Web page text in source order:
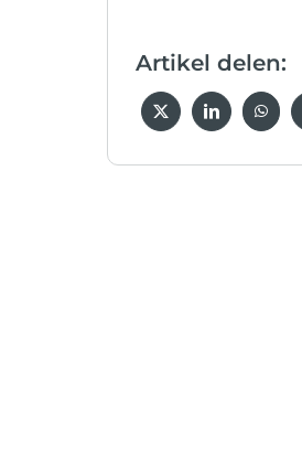
Artikel delen: